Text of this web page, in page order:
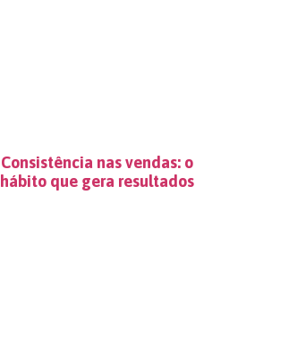
Consistência nas vendas: o
hábito que gera resultados